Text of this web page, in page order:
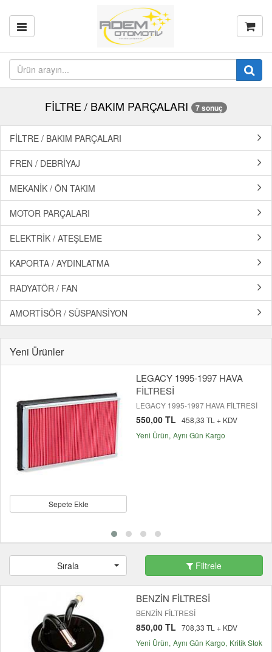
FİLTRE / BAKIM PARÇALARI 7 sonuç
FİLTRE / BAKIM PARÇALARI
FREN / DEBRİYAJ
MEKANİK / ÖN TAKIM
MOTOR PARÇALARI
ELEKTRİK / ATEŞLEME
KAPORTA / AYDINLATMA
RADYATÖR / FAN
AMORTİSÖR / SÜSPANSİYON
Yeni Ürünler
Sepete Ekle
LEGACY 1995-1997 HAVA
FİLTRESİ
LEGACY 1995-1997 HAVA FİLTRESİ
550,00 TL 458,33 TL + KDV
Yeni Ürün Aynı Gün Kargo
Sırala Filtrele
BENZİN FİLTRESİ
BENZİN FİLTRESİ
850,00 TL 708,33 TL + KDV
Yeni Ürün Aynı Gün Kargo Kritik Stok